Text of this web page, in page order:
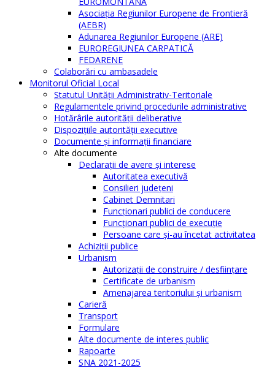
Asociația Regiunilor Europene de Frontieră
(AEBR)
Adunarea Regiunilor Europene (ARE)
EUROREGIUNEA CARPATICĂ
FEDARENE
Colaborări cu ambasadele
Monitorul Oficial Local
Statutul Unităţii Administrativ-Teritoriale
Regulamentele privind procedurile administrative
Hotărârile autorităţii deliberative
Dispoziţiile autorităţii executive
Documente şi informaţii financiare
Alte documente
Declaraţii de avere şi interese
Autoritatea executivă
Consilieri judeţeni
Cabinet Demnitari
Funcţionari publici de conducere
Funcționari publici de execuție
Persoane care şi-au încetat activitatea
Achiziţii publice
Urbanism
Autorizații de construire / desființare
Certificate de urbanism
Amenajarea teritoriului şi urbanism
Carieră
Transport
Formulare
Alte documente de interes public
Rapoarte
SNA 2021-2025